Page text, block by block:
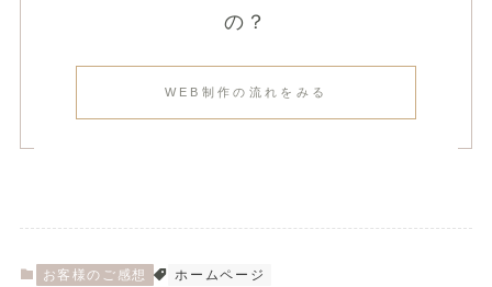
の？
WEB制作の流れをみる
お客様のご感想 ホームページ